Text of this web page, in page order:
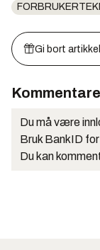
Gi bort
Du må være
Bruk BankID
Du kan